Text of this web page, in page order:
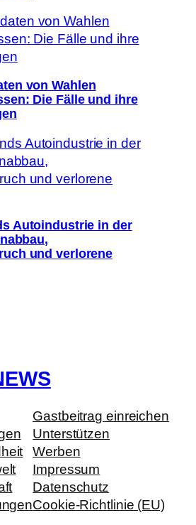
von Wahlen
Die Fälle und ihre
Autoindustrie in der
und verlorene
Gastbeitrag einreichen
Unterstützen
Werben
Impressum
Datenschutz
Cookie-Richtlinie (EU)